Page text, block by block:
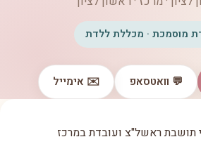
מוסמכת · מכללת ללדת
💬 וואטסאפ ✉️ אימייל
תושבת ראשל"צ ועובדת במרכז